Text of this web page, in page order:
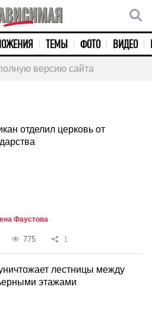
ТЕМЫ ФОТО ВИДЕО
версию сайта
отделил церковь от
Фаустова
775 1
лестницы между
этажами